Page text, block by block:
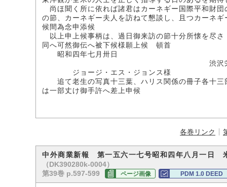
尚ほ聞く所に依れば諸君はカーネギー国際平和財
の節、カーネギー夫人を訪ねて懇談し、且つカーネ
候間為念申添候
以上申上候事柄は、過日御来訪の節十分所懐を尽
同へ可然御伝へ被下候様願上候 頓首
昭和四年七月卅日
渋沢栄
ジョージ・エス・ジョンス様
追て老生の写真十三葉、ハリス関係の冊子各十三
は一部丈け御手許へ差上申候
各巻リンク
中外商業新報 第一五六一七号昭和四年八月一日
（DK390280k-0004）
第39巻 p.597-599
ページ画像 PDM 1.0 DEED